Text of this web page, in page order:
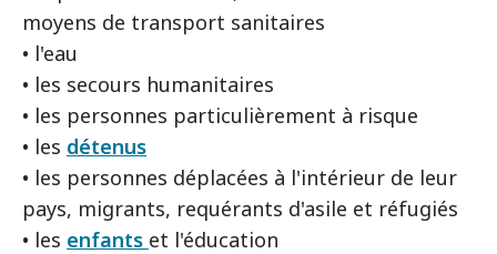
moyens de transport sanitaires
• l'eau
• les secours humanitaires
• les personnes particulièrement à risque
• les détenus
• les personnes déplacées à l'intérieur de leur
pays, migrants, requérants d'asile et réfugiés
• les enfants et l'éducation